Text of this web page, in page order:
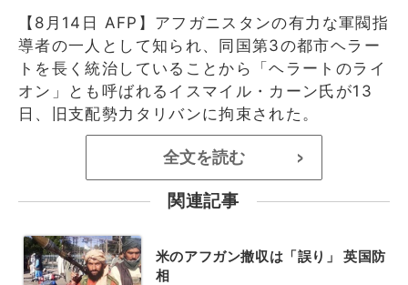
【8月14日 AFP】アフガニスタンの有力な軍閥指
導者の一人として知られ、同国第3の都市ヘラー
トを長く統治していることから「ヘラートのライ
オン」とも呼ばれるイスマイル・カーン氏が13
日、旧支配勢力タリバンに拘束された。
全文を読む >
関連記事
米のアフガン撤収は「誤り」 英国防
相